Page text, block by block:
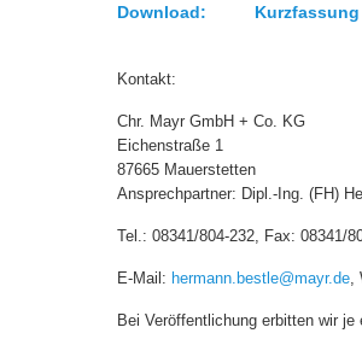
Download:
Kontakt:
Chr. Mayr GmbH + Co. KG
Eichenstraße 1
87665 Mauerstetten
Ansprechpartner: Dipl.-Ing. (FH)
Tel.: 08341/804-
E-Mail: hermann.bestle@mayr.de
Bei Veröffentlichung erbitten wir je